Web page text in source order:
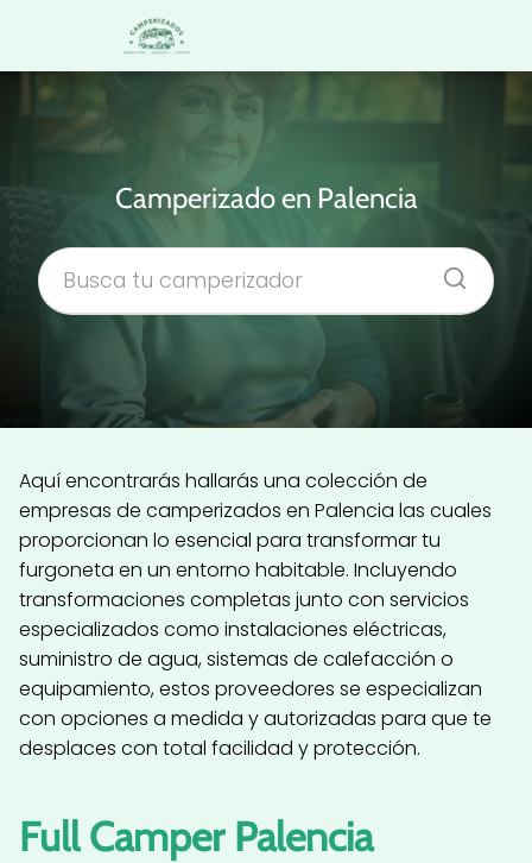
Camperizado en Palencia
Aquí encontrarás hallarás una colección de
empresas de camperizados en Palencia las cuales
proporcionan lo esencial para transformar tu
furgoneta en un entorno habitable. Incluyendo
transformaciones completas junto con servicios
especializados como instalaciones eléctricas,
suministro de agua, sistemas de calefacción o
equipamiento, estos proveedores se especializan
con opciones a medida y autorizadas para que te
desplaces con total facilidad y protección.
Full Camper Palencia